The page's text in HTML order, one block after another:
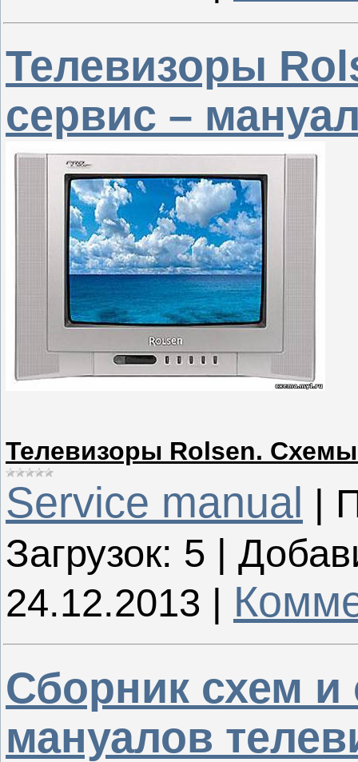
Телевизоры
сервис –
Телевизоры Rolsen.
Service manual |
Загрузок: 5 |
24.12.2013 |
Сборник схем
мануалов